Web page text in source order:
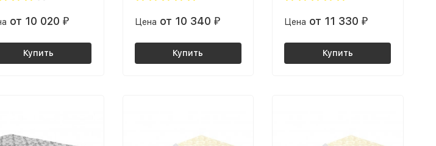
от 10 020 ₽
Купить
Цена от 10 340 ₽
Купить
Цена от 11 330 ₽
Купить